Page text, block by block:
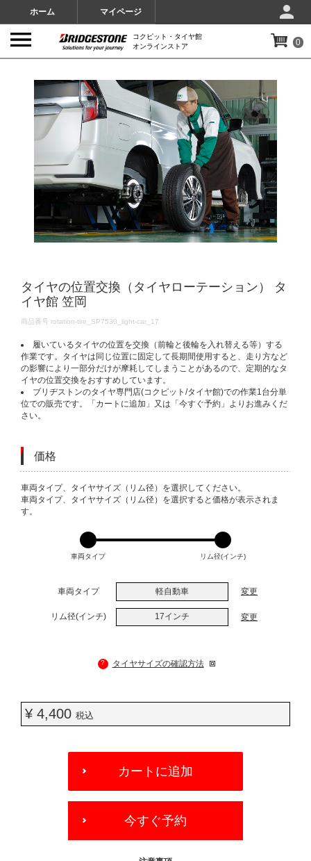
ホーム マイページ
コクピット・タイヤ館
オンラインストア
0
タイヤの位置交換（タイヤローテーション） タ
イヤ館 笠岡
DETAILS
商品番号 rotation-tire_SP7530_light-car_17
履いているタイヤの位置を交換（前輪と後輪を入れ替える等）する
作業です。タイヤは同じ位置に固定して長期間使用すると、走り方など
の影響により一部分だけが摩耗してしまうことがあるので、定期的なタ
イヤの位置交換をおすすめしています。
ブリヂストンのタイヤ専門店(コクピット/タイヤ館)での作業1台分単
位での販売です。「カートに追加」又は「今すぐ予約」よりお進みくだ
さい。
価格
VARIATIONS
車両タイプ、タイヤサイズ（リム径）を選択してください。
車両タイプ、タイヤサイズ（リム径）を選択すると価格が表示されま
す。
車両タイプ リム径(インチ)
車両タイプ 軽自動車 変更
リム径(インチ) 17インチ 変更
? タイヤサイズの確認方法
¥ 4,400 税込
OPTIONS
カートに追加
今すぐ予約